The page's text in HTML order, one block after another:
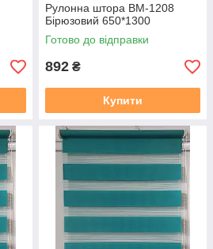
Рулонна штора ВМ-1208
Бірюзовий 650*1300
Готово до відправки
892 ₴
Купити